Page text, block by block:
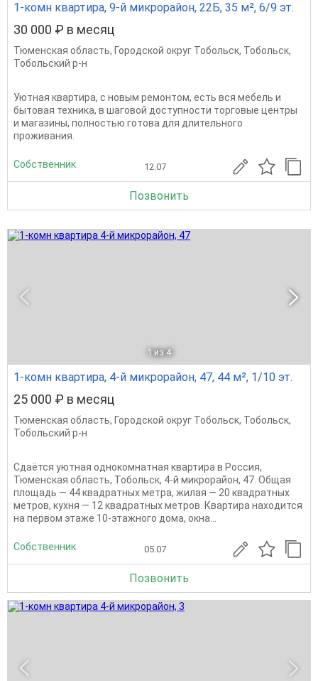
1-комн квартира, 9-й микрорайон, 22Б, 35 м², 6/9 эт.
30 000 ₽ в месяц
Тюменская область, Городской округ Тобольск, Тобольск,
Тобольский р-н
Уютная квартира, с новым ремонтом, есть вся мебель и
бытовая техника, в шаговой доступности торговые центры
и магазины, полностью готова для длительного
проживания.
Собственник 12.07
Позвонить
1 из 4
1-комн квартира, 4-й микрорайон, 47, 44 м², 1/10 эт.
25 000 ₽ в месяц
Тюменская область, Городской округ Тобольск, Тобольск,
Тобольский р-н
Сдаётся уютная однокомнатная квартира в Россия,
Тюменская область, Тобольск, 4-й микрорайон, 47. Общая
площадь — 44 квадратных метра, жилая — 20 квадратных
метров, кухня — 12 квадратных метров. Квартира находится
на первом этаже 10-этажного дома, окна...
Собственник 05.07
Позвонить